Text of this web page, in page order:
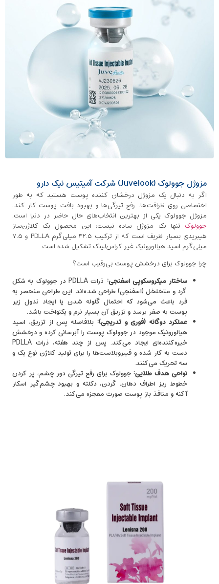
مزوژل جوولوک (Juvelook) شرکت آمیتیس نیک دارو
اگر به دنبال یک مزوژل درخشان کننده پوست هستید که به طور
اختصاصی روی ظرافت‌ها، رفع تیرگی‌ها و بهبود بافت پوست کار کند،
مزوژل جوولوک یکی از بهترین انتخاب‌های حال حاضر در دنیا است.
جوولوک تنها یک مزوژل ساده نیست؛ این محصول یک کلاژن‌ساز
هیبریدی بسیار ظریف است که از ترکیب ۴۲.۵ میلی‌گرم PDLLA و ۷.۵
میلی‌گرم اسید هیالورونیک غیر کراس‌لینک تشکیل شده است.
چرا جوولوک برای درخشش پوست بی‌رقیب است؟
ساختار میکروسکوپی اسفنجی:
ذرات PDLLA در جوولوک به شکل
گرد و متخلخل (اسفنجی) طراحی شده‌اند. این طراحی منحصر‌ به
‌فرد باعث می‌شود که احتمال گلوله شدن یا ایجاد ندول زیر
پوست به صفر برسد و تزریق آن بسیار نرم و یکنواخت باشد.
عملکرد دوگانه (فوری و تدریجی): بلافاصله پس از تزریق، اسید
هیالورونیک موجود در جوولوک پوست را آبرسانی کرده و درخشش
خیره‌کننده‌ای ایجاد می‌کند. پس از چند هفته، ذرات PDLLA
دست به کار شده و فیبروبلاست‌ها را برای تولید کلاژن نوع یک و
سه تحریک می‌کنند.
نواحی هدف طلایی: جوولوک برای رفع تیرگی دور چشم، پر کردن
خطوط ریز اطراف دهان، گردن، دکلته و بهبود چشم‌گیر اسکار
آکنه و منافذ باز پوست صورت معجزه می‌کند.